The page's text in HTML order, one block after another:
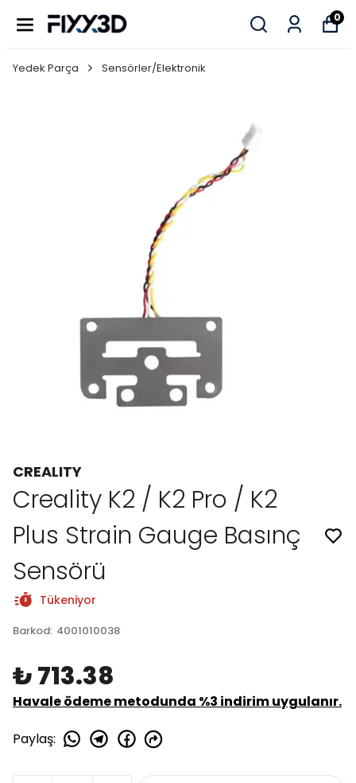
0
Yedek Parça Sensörler/Elektronik
CREALITY
Creality K2 / K2 Pro / K2
Plus Strain Gauge Basınç
Sensörü
Tükeniyor
Barkod: 4001010038
₺ 713.38
Havale ödeme metodunda %3 indirim uygulanır.
Paylaş: